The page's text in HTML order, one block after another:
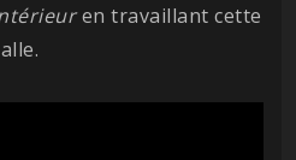
en travaillant cette